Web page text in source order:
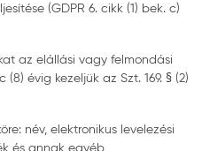
(GDPR 6. cikk (1) bek. c)
az elállási vagy felmondási
évig kezeljük az Szt. 169. § (2)
név, elektronikus levelezési
és annak egyéb